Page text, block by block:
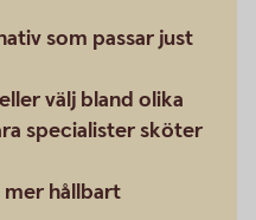
som passar just
välj bland olika
specialister sköter
hållbart